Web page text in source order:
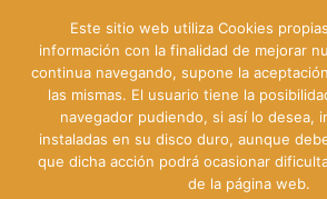
Este sitio web utiliza Cookies
información con la finalidad de mejorar
continua navegando, supone la
las mismas. El usuario tiene la
navegador pudiendo, si así lo desea,
instaladas en su disco duro, aunque
que dicha acción podrá ocasionar
de la página web.